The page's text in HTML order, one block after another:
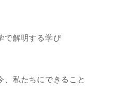
で解明する学び
私たちにできること